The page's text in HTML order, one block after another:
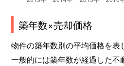
築年数×売却価格
物件の築年数別の平均価格を表
一般的には築年数が経過した不